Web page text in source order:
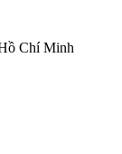
Chí Minh